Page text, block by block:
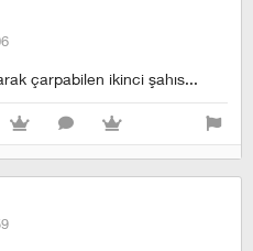
çarpabilen ikinci şahıs...